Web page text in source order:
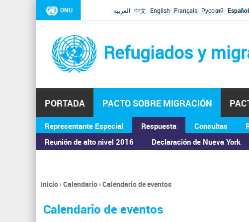
ONU العربية 中文 English Français Русский Español
Refugiados y
PORTADA PACTO SOBRE MIGRACIÓN
Representante Especial
Respuesta
Reunión de alto nivel 2016
Declaración de Nueva York
Consultas
ASAMBLEA GENERAL
Se
encuentra
usted
Inicio›Calendario›Calendario de eventos
Calendario de eventos